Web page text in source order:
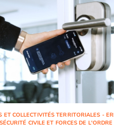
ET COLLECTIVITÉS TERRITORIALES -
CIVILE ET FORCES DE